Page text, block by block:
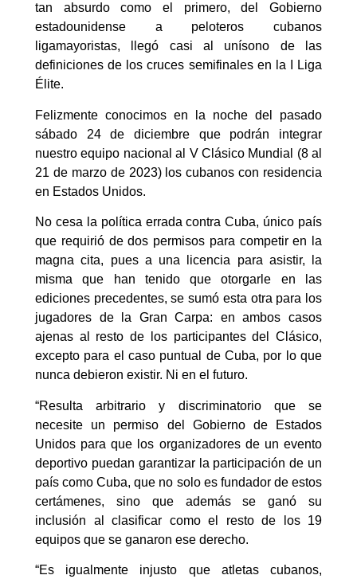
tan absurdo como el primero, del Gobierno
estadounidense a peloteros cubanos
ligamayoristas, llegó casi al unísono de las
definiciones de los cruces semifinales en la I Liga
Élite.
Felizmente conocimos en la noche del pasado
sábado 24 de diciembre que podrán integrar
nuestro equipo nacional al V Clásico Mundial (8 al
21 de marzo de 2023) los cubanos con residencia
en Estados Unidos.
No cesa la política errada contra Cuba, único país
que requirió de dos permisos para competir en la
magna cita, pues a una licencia para asistir, la
misma que han tenido que otorgarle en las
ediciones precedentes, se sumó esta otra para los
jugadores de la Gran Carpa: en ambos casos
ajenas al resto de los participantes del Clásico,
excepto para el caso puntual de Cuba, por lo que
nunca debieron existir. Ni en el futuro.
“Resulta arbitrario y discriminatorio que se
necesite un permiso del Gobierno de Estados
Unidos para que los organizadores de un evento
deportivo puedan garantizar la participación de un
país como Cuba, que no solo es fundador de estos
certámenes, sino que además se ganó su
inclusión al clasificar como el resto de los 19
equipos que se ganaron ese derecho.
“Es igualmente injusto que atletas cubanos,